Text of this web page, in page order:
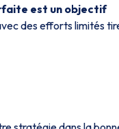
est un objectif
des efforts limités